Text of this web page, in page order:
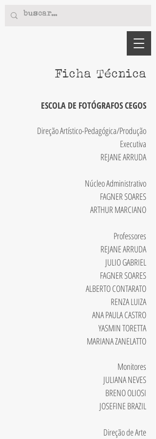
Ficha Técnica
ESCOLA DE FOTÓGRAFOS CEGOS
Direção Artístico-Pedagógica/Produção
Executiva
REJANE ARRUDA
Núcleo Administrativo
FAGNER SOARES
ARTHUR MARCIANO
Professores
REJANE ARRUDA
JULIO GABRIEL
FAGNER SOARES
ALBERTO CONTARATO
RENZA LUIZA
ANA PAULA CASTRO
YASMIN TORETTA
MARIANA ZANELATTO
Monitores
JULIANA NEVES
BRENO OLIOSI
JOSEFINE BRAZIL
Direção de Arte